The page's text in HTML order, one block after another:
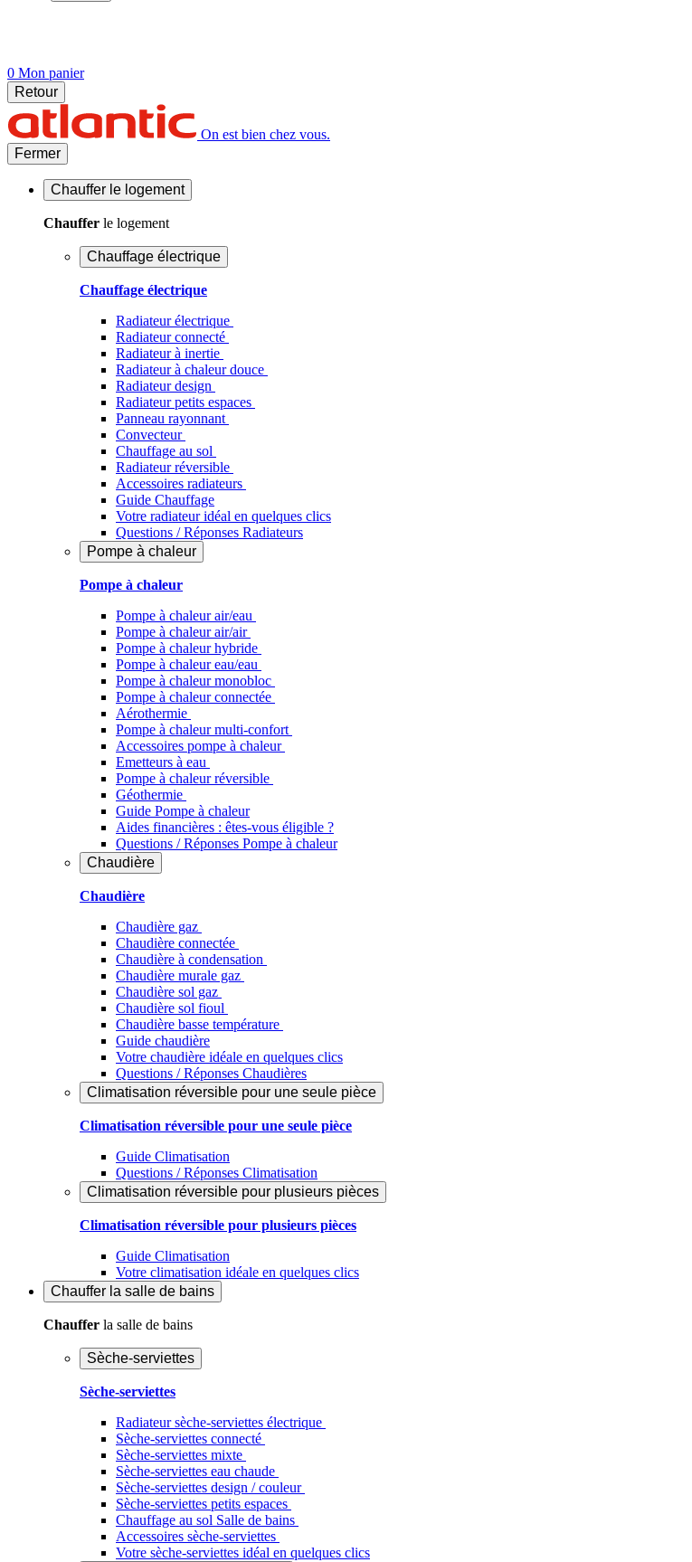
0 Mon panier
Retour
On est bien chez vous.
Fermer
Chauffer le logement
Chauffer le logement
Chauffage électrique
Chauffage électrique
Radiateur électrique
Radiateur connecté
Radiateur à inertie
Radiateur à chaleur douce
Radiateur design
Radiateur petits espaces
Panneau rayonnant
Convecteur
Chauffage au sol
Radiateur réversible
Accessoires radiateurs
Guide Chauffage
Votre radiateur idéal en quelques clics
Questions / Réponses Radiateurs
Pompe à chaleur
Pompe à chaleur
Pompe à chaleur air/eau
Pompe à chaleur air/air
Pompe à chaleur hybride
Pompe à chaleur​ eau/eau
Pompe à chaleur monobloc
Pompe à chaleur connectée
Aérothermie
Pompe à chaleur multi-confort
Accessoires pompe à chaleur
Emetteurs à eau
Pompe à chaleur réversible
Géothermie
Guide Pompe à chaleur
Aides financières : êtes-vous éligible ?
Questions / Réponses Pompe à chaleur
Chaudière
Chaudière
Chaudière gaz
Chaudière connectée
Chaudière à condensation
Chaudière murale gaz
Chaudière sol gaz
Chaudière sol fioul
Chaudière basse température
Guide chaudière
Votre chaudière idéale en quelques clics
Questions / Réponses Chaudières
Climatisation réversible pour une seule pièce
Climatisation réversible pour une seule pièce
Guide Climatisation
Questions / Réponses Climatisation
Climatisation réversible pour plusieurs pièces
Climatisation réversible pour plusieurs pièces
Guide Climatisation
Votre climatisation idéale en quelques clics
Chauffer la salle de bains
Chauffer la salle de bains
Sèche-serviettes
Sèche-serviettes
Radiateur sèche-serviettes électrique
Sèche-serviettes connecté
Sèche-serviettes mixte
Sèche-serviettes eau chaude
Sèche-serviettes design / couleur
Sèche-serviettes petits espaces
Chauffage au sol Salle de bains
Accessoires sèche-serviettes
Votre sèche-serviettes idéal en quelques clics